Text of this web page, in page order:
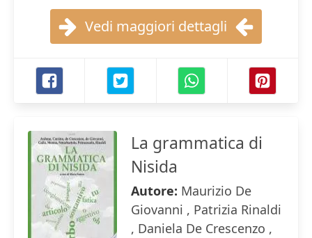
Vedi maggiori dettagli
La grammatica di
Nisida
Autore: Maurizio De
Giovanni , Patrizia Rinaldi
, Daniela De Crescenzo ,